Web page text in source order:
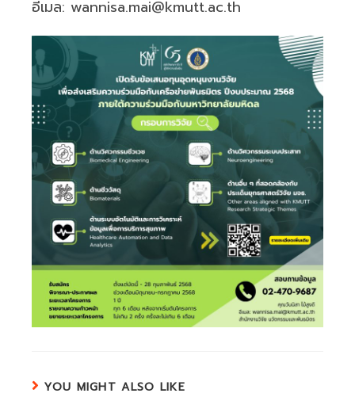
อีเมล: wannisa.mai@kmutt.ac.th
YOU MIGHT ALSO LIKE